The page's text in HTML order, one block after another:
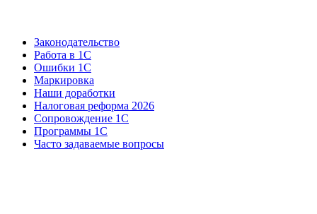
Законодательство
Работа в 1С
Ошибки 1С
Маркировка
Наши доработки
Налоговая реформа 2026
Сопровождение 1С
Программы 1С
Часто задаваемые вопросы